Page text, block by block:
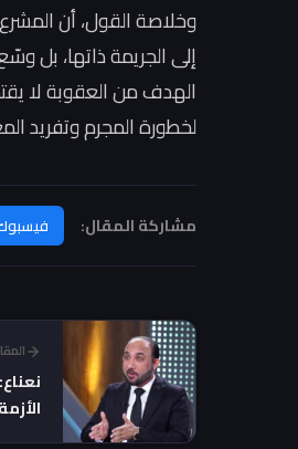
وخلاصة القول، أن
إلى الجريمة ذاتها، بل
الهدف من العقوبة لا
لخطورة المجرم وتفريد
مشاركة المقال: